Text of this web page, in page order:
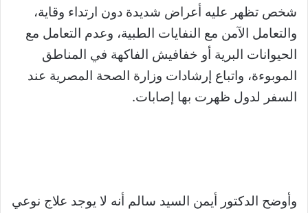
شخص تظهر عليه أعراض شديدة دون ارتداء وقاية،
والتعامل الآمن مع النفايات الطبية، وعدم التعامل مع
الحيوانات البرية أو خفافيش الفاكهة في المناطق
الموبوءة، واتباع إرشادات وزارة الصحة المصرية عند
السفر لدول ظهرت بها إصابات.
وأوضح الدكتور أيمن السيد سالم أنه لا يوجد علاج نوعي